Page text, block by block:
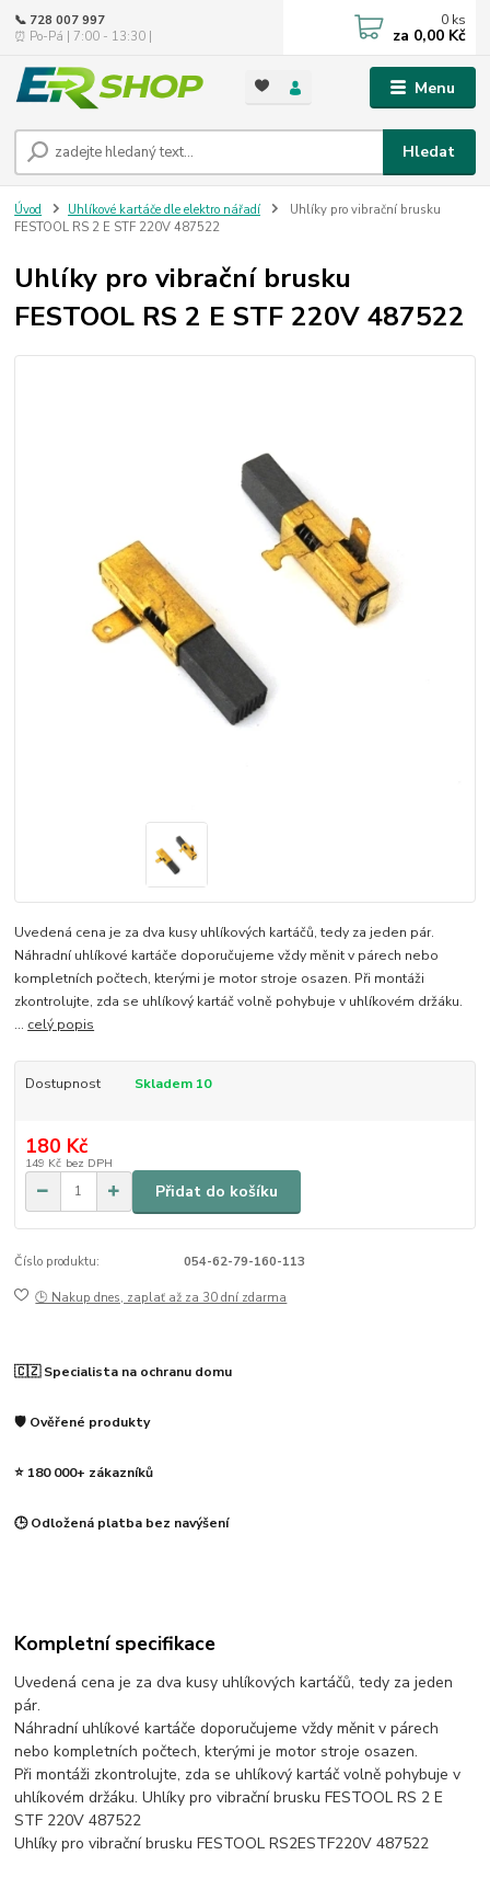
Menu
Hledat
📞 728 007 997
⏰ Po-Pá | 7:00 - 13:30 |
0 ks
za 0,00 Kč
Úvod Uhlíkové kartáče dle elektro nářadí
Uhlíky pro vibrační brusku
FESTOOL RS 2 E STF 220V 487522
Uhlíky pro vibrační brusku
FESTOOL RS 2 E STF 220V 487522
Uvedená cena je za dva kusy uhlíkových kartáčů, tedy za jeden pár.
Náhradní uhlíkové kartáče doporučujeme vždy měnit v párech nebo
kompletních počtech, kterými je motor stroje osazen. Při montáži
zkontrolujte, zda se uhlíkový kartáč volně pohybuje v uhlíkovém držáku.
... celý popis
Dostupnost Skladem 10
180 Kč
149 Kč bez DPH
Přidat do košíku
Číslo produktu: 054-62-79-160-113
🕒 Nakup dnes, zaplať až za 30 dní zdarma
🇨🇿 Specialista na ochranu domu
🛡️ Ověřené produkty
⭐ 180 000+ zákazníků
🕒 Odložená platba bez navýšení
Kompletní specifikace
Uvedená cena je za dva kusy uhlíkových kartáčů, tedy za jeden
pár.
Náhradní uhlíkové kartáče doporučujeme vždy měnit v párech
nebo kompletních počtech, kterými je motor stroje osazen.
Při montáži zkontrolujte, zda se uhlíkový kartáč volně pohybuje v
uhlíkovém držáku. Uhlíky pro vibrační brusku FESTOOL RS 2 E
STF 220V 487522
Uhlíky pro vibrační brusku FESTOOL RS2ESTF220V 487522